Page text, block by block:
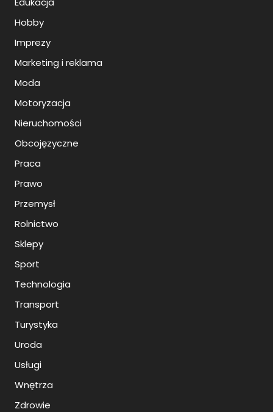
Hobby
Imprezy
Marketing i reklama
Moda
Motoryzacja
Nieruchomości
Obcojęzyczne
Praca
Prawo
Przemysł
Rolnictwo
Sklepy
Sport
Technologia
Transport
Turystyka
Uroda
Usługi
Wnętrza
Zdrowie